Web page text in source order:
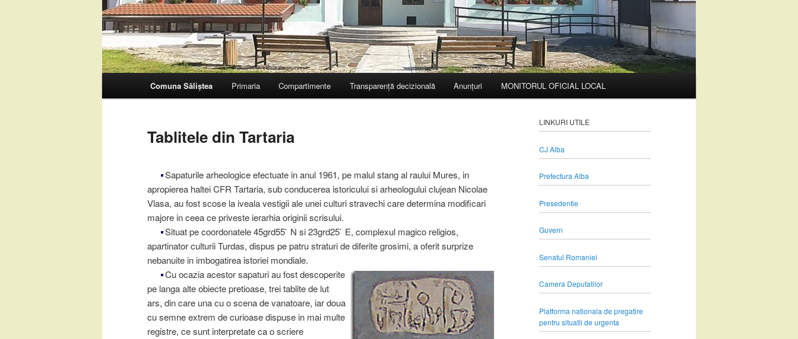
Sari
conținutul
principal
Comuna Săliștea Primaria Compartimente Transparență decizională Anunțuri MONITORUL OFICIAL LOCAL
Tablitele din Tartaria
Sapaturile arheologice efectuate in anul 1961, pe malul stang al raului Mures, in
apropierea haltei CFR Tartaria, sub conducerea istoricului si arheologului clujean Nicolae
Vlasa, au fost scose la iveala vestigii ale unei culturi stravechi care determina modificari
majore in ceea ce priveste ierarhia originii scrisului.
Situat pe coordonatele 45grd55` N si 23grd25` E, complexul magico religios,
apartinator culturii Turdas, dispus pe patru straturi de diferite grosimi, a oferit surprize
nebanuite in imbogatirea istoriei mondiale.
Cu ocazia acestor sapaturi au fost descoperite
pe langa alte obiecte pretioase, trei tablite de lut
ars, din care una cu o scena de vanatoare, iar doua
cu semne extrem de curioase dispuse in mai multe
registre, ce sunt interpretate ca o scriere
LINKURI UTILE
CJ Alba
Prefectura Alba
Presedentie
Guvern
Senatul Romaniei
Camera Deputatilor
Platforma nationala de pregatire
pentru situatii de urgenta